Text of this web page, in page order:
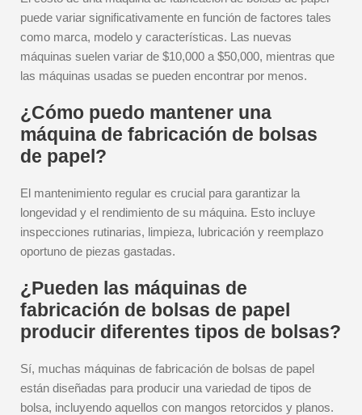
puede variar significativamente en función de factores tales
como marca, modelo y características. Las nuevas
máquinas suelen variar de $10,000 a $50,000, mientras que
las máquinas usadas se pueden encontrar por menos.
¿Cómo puedo mantener una
máquina de fabricación de bolsas
de papel?
El mantenimiento regular es crucial para garantizar la
longevidad y el rendimiento de su máquina. Esto incluye
inspecciones rutinarias, limpieza, lubricación y reemplazo
oportuno de piezas gastadas.
¿Pueden las máquinas de
fabricación de bolsas de papel
producir diferentes tipos de bolsas?
Sí, muchas máquinas de fabricación de bolsas de papel
están diseñadas para producir una variedad de tipos de
bolsa, incluyendo aquellos con mangos retorcidos y planos.